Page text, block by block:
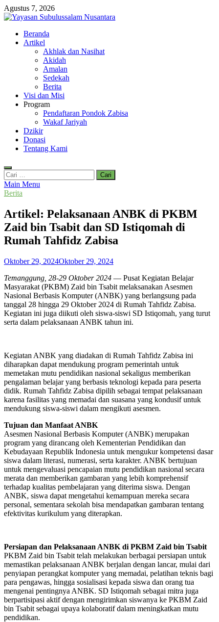
Skip
to
Agustus 7, 2026
Yayasan Subulussalam Nusantara
Yayasan Subulussalam Nusantara – Rumah Tahfidz Zabisa (Zaid bin
Tsabit) Temanggung – Tebar Manfaat untuk Ummat
Beranda
Artikel
Akhlak dan Nasihat
Akidah
Amalan
Sedekah
Berita
Visi dan Misi
Program
Pendaftaran Pondok Zabisa
Wakaf Jariyah
Dzikir
Donasi
Tentang Kami
Cari
untuk:
Main Menu
Berita
Artikel: Pelaksanaan ANBK di PKBM
Zaid bin Tsabit dan SD Istiqomah di
Rumah Tahfidz Zabisa
Oktober 29, 2024Oktober 29, 2024
Temanggung, 28-29 Oktober 2024 — Pusat Kegiatan Belajar
Masyarakat (PKBM) Zaid bin Tsabit melaksanakan Asesmen
Nasional Berbasis Komputer (ANBK) yang berlangsung pada
tanggal 28 hingga 29 Oktober 2024 di Rumah Tahfidz Zabisa.
Kegiatan ini juga diikuti oleh siswa-siswi SD Istiqomah, yang turut
serta dalam pelaksanaan ANBK tahun ini.
Kegiatan ANBK yang diadakan di Rumah Tahfidz Zabisa ini
diharapkan dapat mendukung program pemerintah untuk
memetakan mutu pendidikan nasional sekaligus memberikan
pengalaman belajar yang berbasis teknologi kepada para peserta
didik. Rumah Tahfidz Zabisa dipilih sebagai tempat pelaksanaan
karena fasilitas yang memadai dan suasana yang kondusif untuk
mendukung siswa-siswi dalam mengikuti asesmen.
Tujuan dan Manfaat ANBK
Asesmen Nasional Berbasis Komputer (ANBK) merupakan
program yang dirancang oleh Kementerian Pendidikan dan
Kebudayaan Republik Indonesia untuk mengukur kompetensi dasar
siswa dalam literasi, numerasi, serta karakter. ANBK bertujuan
untuk mengevaluasi pencapaian mutu pendidikan nasional secara
merata dan memberikan gambaran yang lebih komprehensif
terhadap kualitas pembelajaran yang diterima siswa. Dengan
ANBK, siswa dapat mengetahui kemampuan mereka secara
personal, sementara sekolah bisa mendapatkan gambaran tentang
efektivitas kurikulum yang diterapkan.
Persiapan dan Pelaksanaan ANBK di PKBM Zaid bin Tsabit
PKBM Zaid bin Tsabit telah melakukan berbagai persiapan untuk
memastikan pelaksanaan ANBK berjalan dengan lancar, mulai dari
penyiapan perangkat komputer yang memadai, pelatihan teknis bagi
para pengawas, hingga sosialisasi kepada siswa dan orang tua
mengenai pentingnya ANBK. SD Istiqomah sebagai mitra juga
berpartisipasi aktif dengan mengirimkan siswanya ke PKBM Zaid
bin Tsabit sebagai upaya kolaboratif dalam meningkatkan mutu
pendidikan.